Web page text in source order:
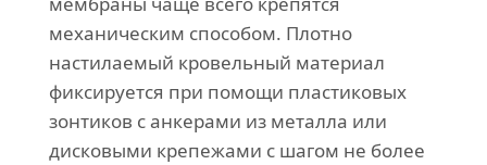
механическим способом. Плотно
настилаемый кровельный материал
фиксируется при помощи пластиковых
зонтиков с анкерами из металла или
дисковыми крепежами с шагом не более